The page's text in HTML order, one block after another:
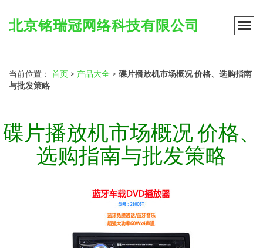
北京铭瑞冠网络科技有限公司
当前位置： 首页 > 产品大全 > 碟片播放机市场概况 价格、选购指南
与批发策略
碟片播放机市场概况 价格、
选购指南与批发策略